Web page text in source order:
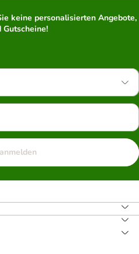
keine personalisierten Angebote,
Gutscheine!